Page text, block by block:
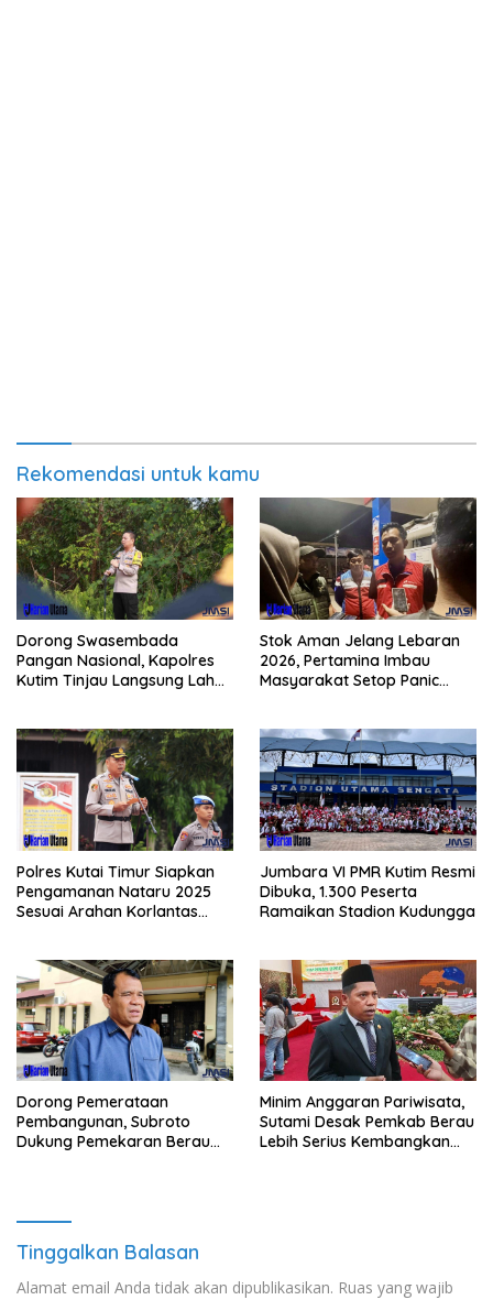
Rekomendasi untuk kamu
Dorong Swasembada
Pangan Nasional, Kapolres
Kutim Tinjau Langsung Lahan
Stok Aman Jelang Lebaran
2026, Pertamina Imbau
Masyarakat Setop Panic
Polres Kutai Timur Siapkan
Pengamanan Nataru 2025
Sesuai Arahan Korlantas
Jumbara VI PMR Kutim Resmi
Dibuka, 1.300 Peserta
Ramaikan Stadion Kudungga
Dorong Pemerataan
Pembangunan, Subroto
Dukung Pemekaran Berau
Minim Anggaran Pariwisata,
Sutami Desak Pemkab Berau
Lebih Serius Kembangkan
Tinggalkan Balasan
Alamat email Anda tidak akan dipublikasikan. Ruas yang wajib